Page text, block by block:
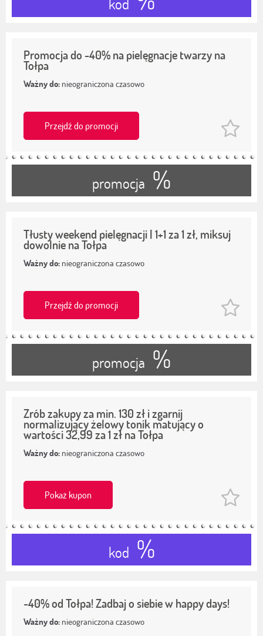
Promocja do -40% na pielęgnacje twarzy na
Tołpa
Ważny do: nieograniczona czasowo
Przejdź do promocji
promocja %
Tłusty weekend pielęgnacji | 1+1 za 1 zł, miksuj
dowolnie na Tołpa
Ważny do: nieograniczona czasowo
Przejdź do promocji
promocja %
Zrób zakupy za min. 130 zł i zgarnij
normalizujący żelowy tonik matujący o
wartości 32,99 za 1 zł na Tołpa
Ważny do: nieograniczona czasowo
Pokaż kupon
kod %
-40% od Tołpa! Zadbaj o siebie w happy days!
Ważny do: nieograniczona czasowo